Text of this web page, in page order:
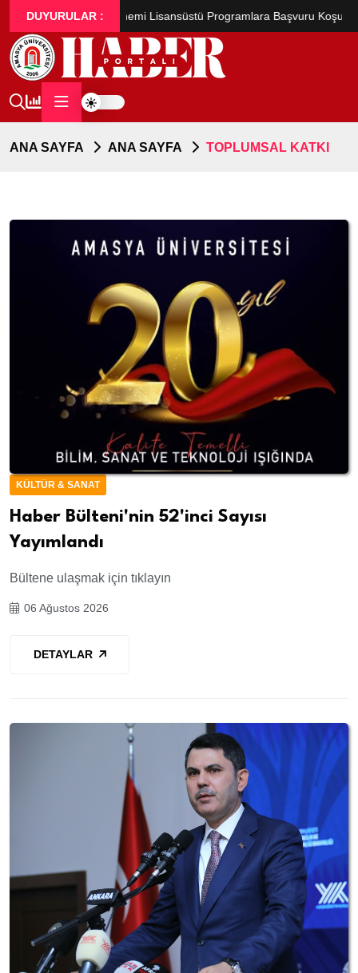
DUYURULAR :
Başvuru Koşulları ve Kontenjan Bilgileri 2025-2026 Eğitim-
ANA SAYFA ANA SAYFA TOPLUMSAL KATKI
KÜLTÜR & SANAT
Haber Bülteni'nin 52'inci Sayısı
Yayımlandı
Bültene ulaşmak için tıklayın
06 Ağustos 2026
DETAYLAR